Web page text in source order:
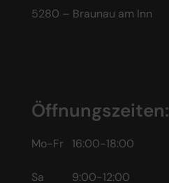
5280 – Braunau am Inn
Öffnungszeiten:
Mo-Fr 16:00-18:00
Sa 9:00-12:00